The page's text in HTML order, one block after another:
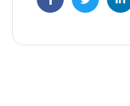
FacebookTwitter